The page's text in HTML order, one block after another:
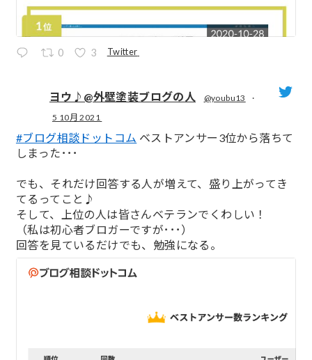
0 3 Twitter
ヨウ♪@外壁塗装ブログの人 @youbu13
·
5 10月 2021
#ブログ相談ドットコム ベストアンサー3位から落ちて
しまった･･･
でも、それだけ回答する人が増えて、盛り上がってき
てるってこと♪
そして、上位の人は皆さんベテランでくわしい！
（私は初心者ブロガーですが･･･）
回答を見ているだけでも、勉強になる。